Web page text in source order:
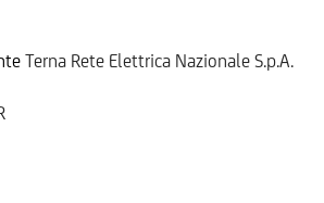
Terna Rete Elettrica Nazionale S.p.A.